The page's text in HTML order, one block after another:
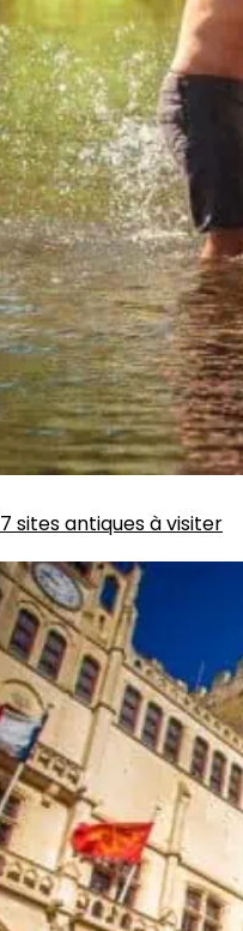
7 sites antiques à visiter